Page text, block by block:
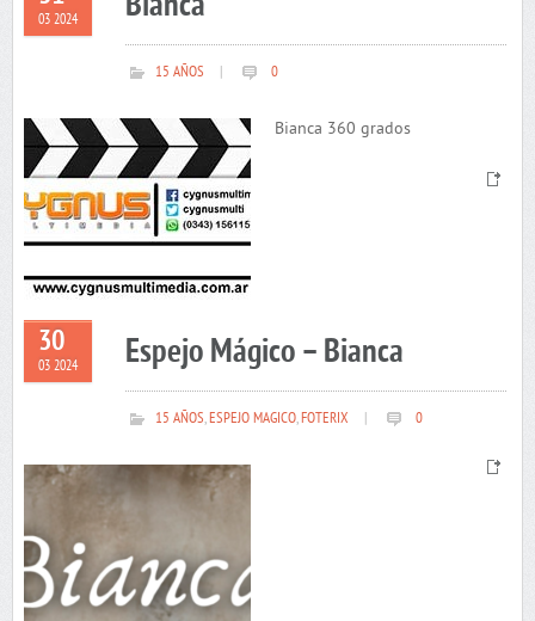
03 2024
15 AÑOS 0
Bianca 360 grados
30
03 2024 Espejo Mágico – Bianca
15 AÑOS,ESPEJO MAGICO,FOTERIX 0